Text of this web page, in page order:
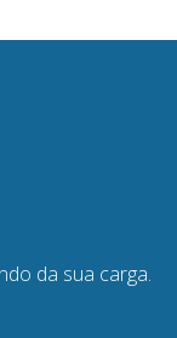
da sua carga.